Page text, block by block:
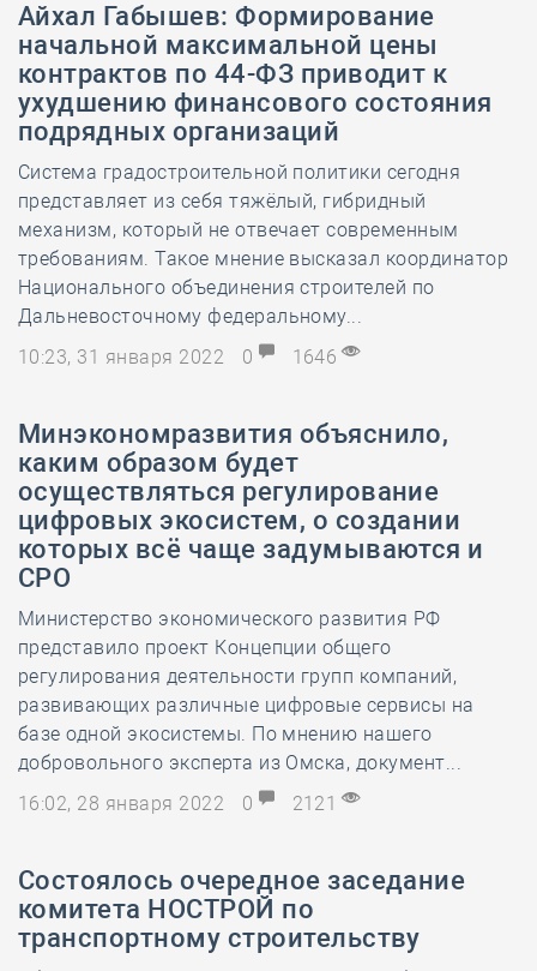
Айхал Габышев: Формирование
начальной максимальной цены
контрактов по 44-ФЗ приводит к
ухудшению финансового состояния
подрядных организаций
Система градостроительной политики сегодня
представляет из себя тяжёлый, гибридный
механизм, который не отвечает современным
требованиям. Такое мнение высказал координатор
Национального объединения строителей по
Дальневосточному федеральному...
10:23, 31 января 2022
0 1646
Минэкономразвития объяснило,
каким образом будет
осуществляться регулирование
цифровых экосистем, о создании
которых всё чаще задумываются и
СРО
Министерство экономического развития РФ
представило проект Концепции общего
регулирования деятельности групп компаний,
развивающих различные цифровые сервисы на
базе одной экосистемы. По мнению нашего
добровольного эксперта из Омска, документ...
16:02, 28 января 2022
0 2121
Состоялось очередное заседание
комитета НОСТРОЙ по
транспортному строительству